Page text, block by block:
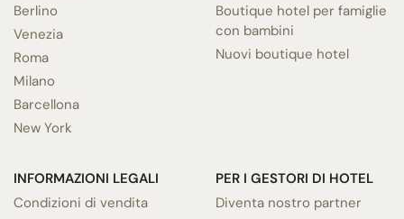
Berlino
Venezia
Roma
Milano
Barcellona
New York
Boutique hotel per famiglie
con bambini
Nuovi boutique hotel
INFORMAZIONI LEGALI
Condizioni di vendita
PER I GESTORI DI HOTEL
Diventa nostro partner